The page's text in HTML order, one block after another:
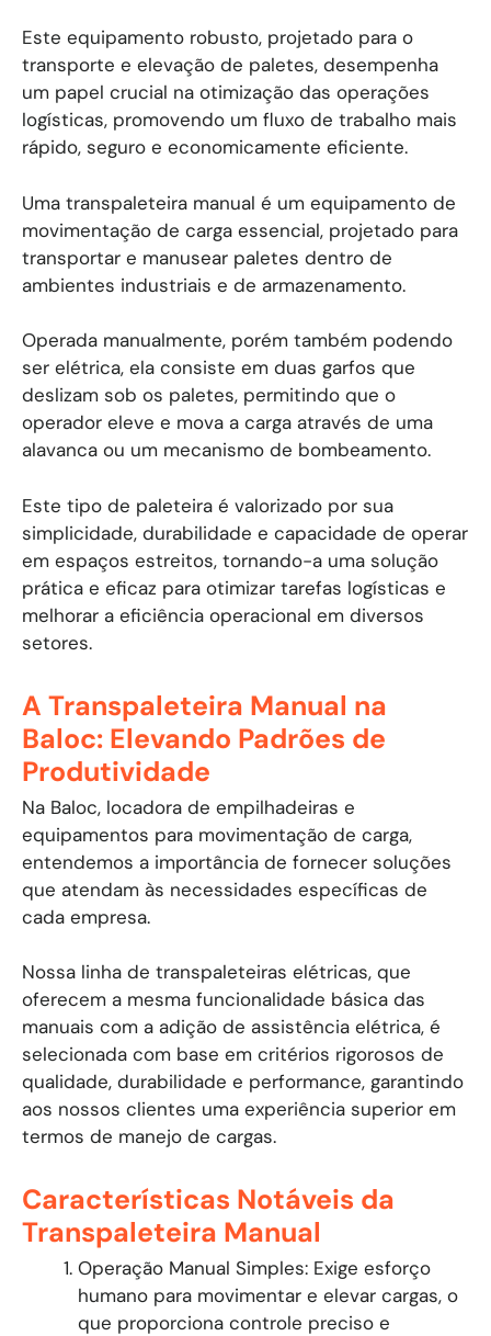
Este equipamento robusto, projetado para o
transporte e elevação de paletes, desempenha
um papel crucial na otimização das operações
logísticas, promovendo um fluxo de trabalho mais
rápido, seguro e economicamente eficiente.
Uma transpaleteira manual é um equipamento de
movimentação de carga essencial, projetado para
transportar e manusear paletes dentro de
ambientes industriais e de armazenamento.
Operada manualmente, porém também podendo
ser elétrica, ela consiste em duas garfos que
deslizam sob os paletes, permitindo que o
operador eleve e mova a carga através de uma
alavanca ou um mecanismo de bombeamento.
Este tipo de paleteira é valorizado por sua
simplicidade, durabilidade e capacidade de operar
em espaços estreitos, tornando-a uma solução
prática e eficaz para otimizar tarefas logísticas e
melhorar a eficiência operacional em diversos
setores.
A Transpaleteira Manual na
Baloc: Elevando Padrões de
Produtividade
Na Baloc, locadora de empilhadeiras e
equipamentos para movimentação de carga,
entendemos a importância de fornecer soluções
que atendam às necessidades específicas de
cada empresa.
Nossa linha de transpaleteiras elétricas, que
oferecem a mesma funcionalidade básica das
manuais com a adição de assistência elétrica, é
selecionada com base em critérios rigorosos de
qualidade, durabilidade e performance, garantindo
aos nossos clientes uma experiência superior em
termos de manejo de cargas.
Características Notáveis da
Transpaleteira Manual
Operação Manual Simples: Exige esforço
humano para movimentar e elevar cargas, o
que proporciona controle preciso e